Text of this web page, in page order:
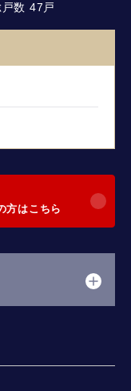
戸数 47戸
方はこちら